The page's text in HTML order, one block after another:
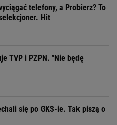
telefony, a Probierz? To
Hit
TVP i PZPN. "Nie będę
się po GKS-ie. Tak piszą o